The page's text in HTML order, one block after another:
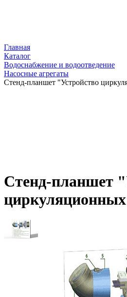
Главная
Каталог
Водоснабжение и водоотведение
Насосные агрегаты
Стенд-планшет "Устройство
Стенд-планшет
циркуляционных